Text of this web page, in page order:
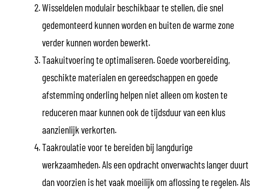
Wisseldelen modulair beschikbaar te stellen, die snel
gedemonteerd kunnen worden en buiten de warme zone
verder kunnen worden bewerkt.
Taakuitvoering te optimaliseren. Goede voorbereiding,
geschikte materialen en gereedschappen en goede
afstemming onderling helpen niet alleen om kosten te
reduceren maar kunnen ook de tijdsduur van een klus
aanzienlijk verkorten.
Taakroulatie voor te bereiden bij langdurige
werkzaamheden. Als een opdracht onverwachts langer duurt
dan voorzien is het vaak moeilijk om aflossing te regelen. Als